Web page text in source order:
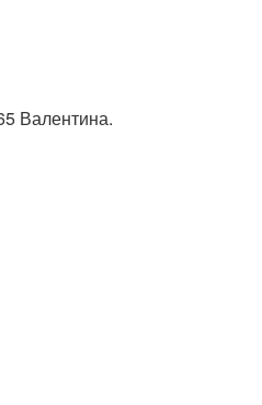
Валентина.